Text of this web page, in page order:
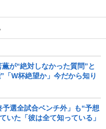
が“絶対しなかった質問”と
「W杯絶望か」今だから知り
選全試合ベンチ外」も“予想
いた「彼は全て知っている」